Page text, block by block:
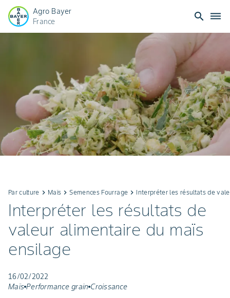
Agro Bayer
France
search dehaze
Par culture keyboard_arrow_right Maïs keyboard_arrow_rightSemences Fourrage keyboard_arrow_right Interpréter les résultats de
Interpréter les résultats de
valeur alimentaire du maïs
ensilage
16/02/2022
Maïs Performance grain Croissance